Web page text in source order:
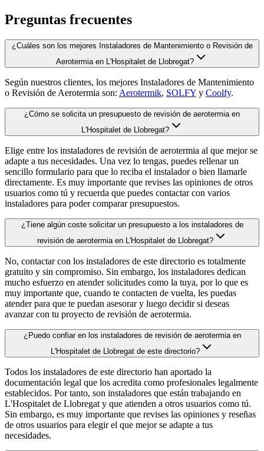
Preguntas frecuentes
¿Cuáles son los mejores Instaladores de Mantenimiento o Revisión de
Aerotermia en L'Hospitalet de Llobregat?
Según nuestros clientes, los mejores Instaladores de Mantenimiento
o Revisión de Aerotermia son: Aerotermik, SOLFY y Coolfy.
¿Cómo se solicita un presupuesto de revisión de aerotermia en
L'Hospitalet de Llobregat?
Elige entre los instaladores de revisión de aerotermia al que mejor se
adapte a tus necesidades. Una vez lo tengas, puedes rellenar un
sencillo formulario para que lo reciba el instalador o bien llamarle
directamente. Es muy importante que revises las opiniones de otros
usuarios como tú y recuerda que puedes contactar con varios
instaladores para poder comparar presupuestos.
¿Tiene algún coste solicitar un presupuesto a los instaladores de
revisión de aerotermia en L'Hospitalet de Llobregat?
No, contactar con los instaladores de este directorio es totalmente
gratuito y sin compromiso. Sin embargo, los instaladores dedican
mucho esfuerzo en atender solicitudes como la tuya, por lo que es
muy importante que, cuando te contacten de vuelta, les puedas
atender para que te puedan asesorar y luego decidir si deseas
avanzar con tu proyecto de revisión de aerotermia.
¿Puedo confiar en los instaladores de revisión de aerotermia en
L'Hospitalet de Llobregat de este directorio?
Todos los instaladores de este directorio han aportado la
documentación legal que los acredita como profesionales legalmente
establecidos. Por tanto, son instaladores que están trabajando en
L'Hospitalet de Llobregat y que atienden a otros usuarios como tú.
Sin embargo, es muy importante que revises las opiniones y reseñas
de otros usuarios para elegir el que mejor se adapte a tus
necesidades.